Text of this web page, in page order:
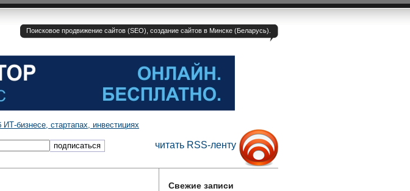
Поисковое продвижение сайтов (SEO), создание сайтов в Минске (Беларусь).
бизнесе, стартапах, инвестициях
читать RSS-ленту
Свежие записи